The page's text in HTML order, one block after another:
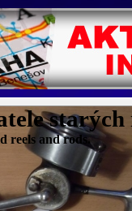
reels and rods.